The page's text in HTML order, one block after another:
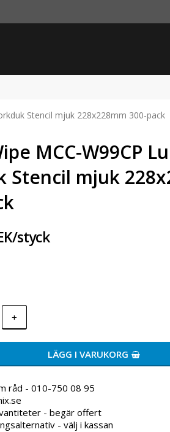
Stencil mjuk 228x228mm 300-pack
MCC-W99CP
Stencil mjuk
styck
+
LÄGG I VARUKORG
råd - 010-750 08 95
- begär offert
- välj i kassan